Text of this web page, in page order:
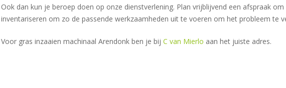
Ook dan kun je beroep doen op onze dienstverlening. Plan vrijblijvend een afspraak
inventariseren om zo de passende werkzaamheden uit te voeren om het probleem te
Voor gras inzaaien machinaal Arendonk ben je bij C van Mierlo aan het juiste adres.